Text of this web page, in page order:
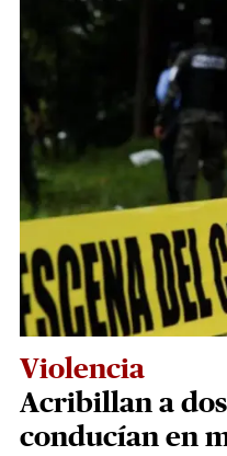
Violencia
Acribillan a
conducían en